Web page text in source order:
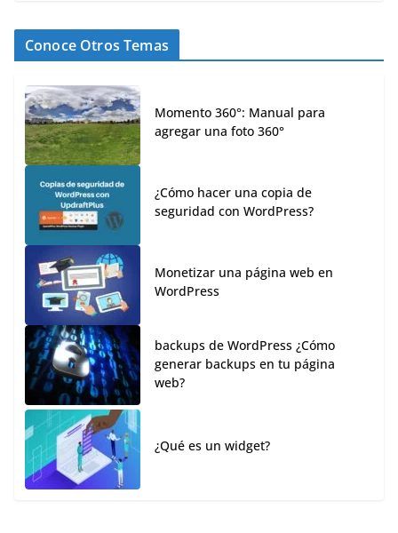
Conoce Otros Temas
Momento 360°: Manual para
agregar una foto 360°
¿Cómo hacer una copia de
seguridad con WordPress?
Monetizar una página web en
WordPress
backups de WordPress ¿Cómo
generar backups en tu página
web?
¿Qué es un widget?